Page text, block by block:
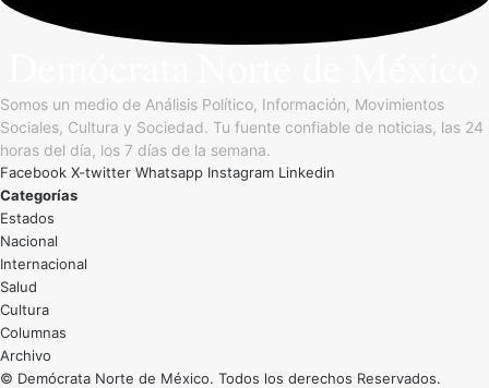
Somos un medio de Análisis Político, Información, Movimientos
Sociales, Cultura y Sociedad. Tu fuente confiable de noticias, las 24
horas del día, los 7 días de la semana.
Facebook X-twitter Whatsapp Instagram Linkedin
Categorías
Estados
Nacional
Internacional
Salud
Cultura
Archivo
© Demócrata Norte de México. Todos los derechos Reservados.